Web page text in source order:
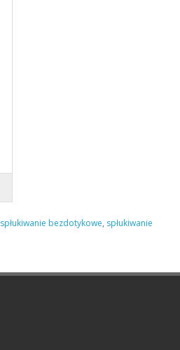
spłukiwanie bezdotykowe, spłukiwanie